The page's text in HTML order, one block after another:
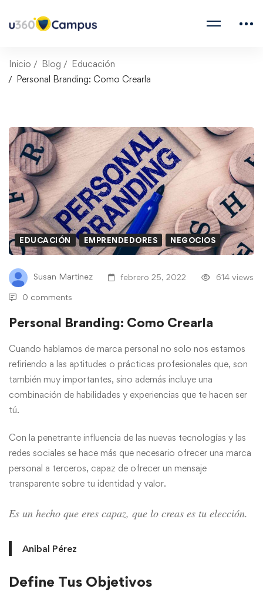
Inicio Blog
Educación
Personal Branding: Como Crearla
EDUCACIÓN EMPRENDEDORES NEGOCIOS
Susan Martinez febrero 25, 2022 614 views
0 comments
Personal Branding: Como Crearla
Cuando hablamos de marca personal no solo nos estamos
refiriendo a las aptitudes o prácticas profesionales que, son
también muy importantes, sino además incluye una
combinación de habilidades y experiencias que te hacen ser
tú.
Con la penetrante influencia de las nuevas tecnologías y las
redes sociales se hace más que necesario ofrecer una marca
personal a terceros, capaz de ofrecer un mensaje
transparente sobre tu identidad y valor.
Es un hecho que eres capaz, que lo creas es tu elección.
Anibal Pérez
Define Tus Objetivos